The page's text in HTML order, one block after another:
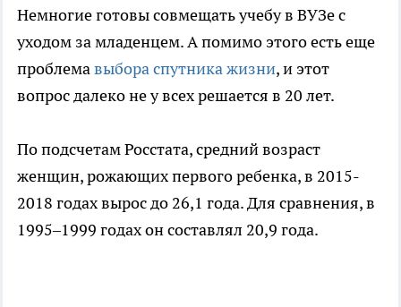
Немногие готовы совмещать учебу в ВУЗе с
уходом за младенцем. А помимо этого есть еще
проблемавыбора спутника жизни, и этот
вопрос далеко не у всех решается в 20 лет.
По подсчетам Росстата, средний возраст
женщин, рожающих первого ребенка, в 2015-
2018 годах вырос до 26,1 года. Для сравнения, в
1995–1999 годах он составлял 20,9 года.